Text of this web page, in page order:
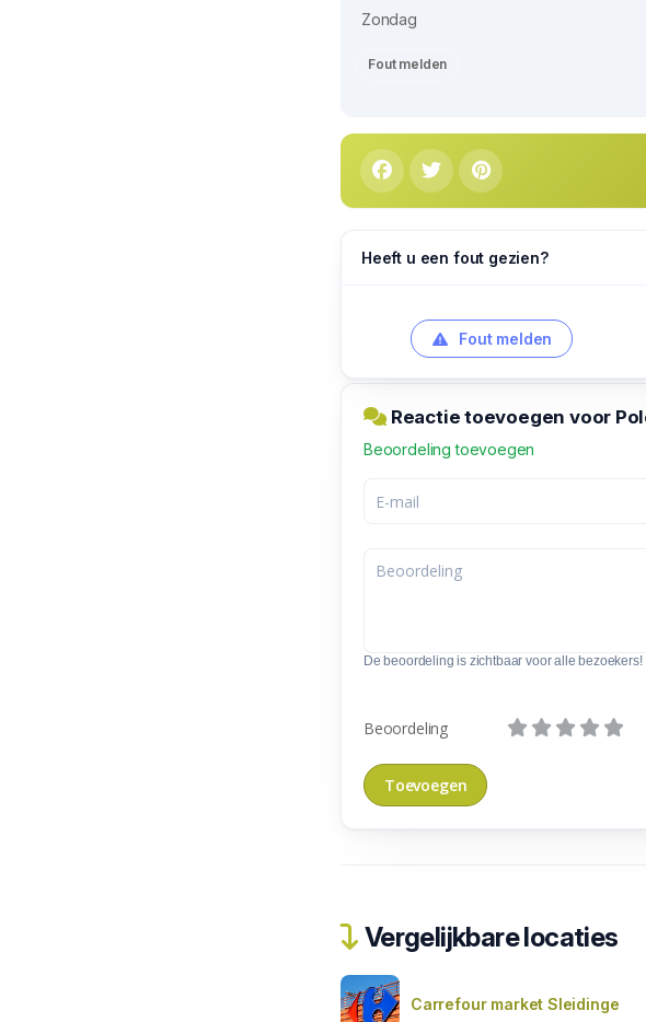
Zondag
Fout melden
Heeft u een fout gezien?
Fout melden
Reactie toevoegen voor
Beoordeling toevoegen
De beoordeling is zichtbaar voor alle bezoekers!
Beoordeling
Vergelijkbare locaties
Carrefour market Sleidinge